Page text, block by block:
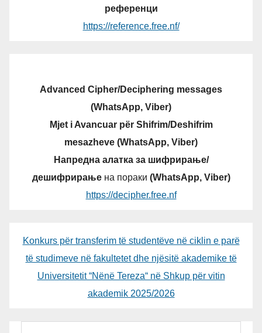
референци
https://reference.free.nf/
Advanced Cipher/Deciphering messages
(WhatsApp, Viber)
Mjet i Avancuar për Shifrim/Deshifrim
mesazheve (WhatsApp, Viber)
Напредна алатка за шифрирање/
дешифрирањена пораки (WhatsApp, Viber)
https://decipher.free.nf
Konkurs për transferim të studentëve në ciklin e parë
të studimeve në fakultetet dhe njësitë akademike të
Universitetit “Nënë Tereza“ në Shkup për vitin
akademik 2025/2026